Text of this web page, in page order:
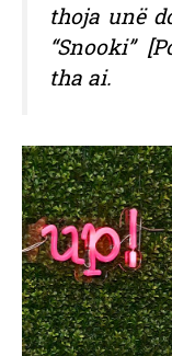
thoja unë
“Snooki”
tha ai.